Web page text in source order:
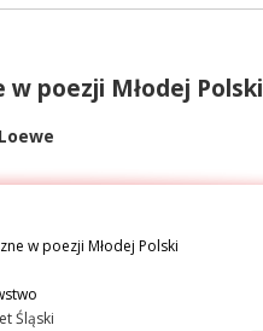
poezji Młodej Polski
w poezji Młodej Polski
Śląski